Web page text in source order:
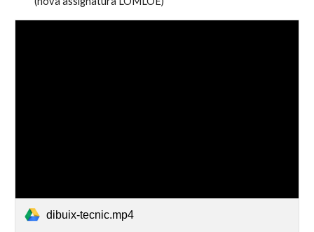
dibuix-tecnic.mp4